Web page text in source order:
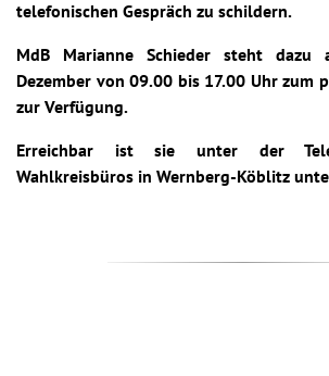
telefonischen Gespräch zu schildern.
MdB Marianne Schieder steht dazu
Dezember von 09.00 bis 17.00 Uhr zum
zur Verfügung.
Erreichbar ist sie unter der
Wahlkreisbüros in Wernberg-Köblitz